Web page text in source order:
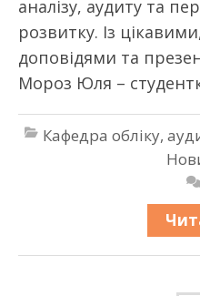
аналізу, аудиту та
розвитку. Із
доповідями та
Мороз Юля –
Кафедра обліку,